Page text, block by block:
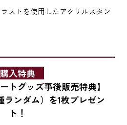
ストを使用したアクリルスタン
入特典
トグッズ事後販売特典】
ランダム）を1枚プレゼン
ト！